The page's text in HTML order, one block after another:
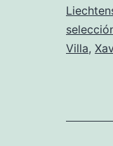
Villa,